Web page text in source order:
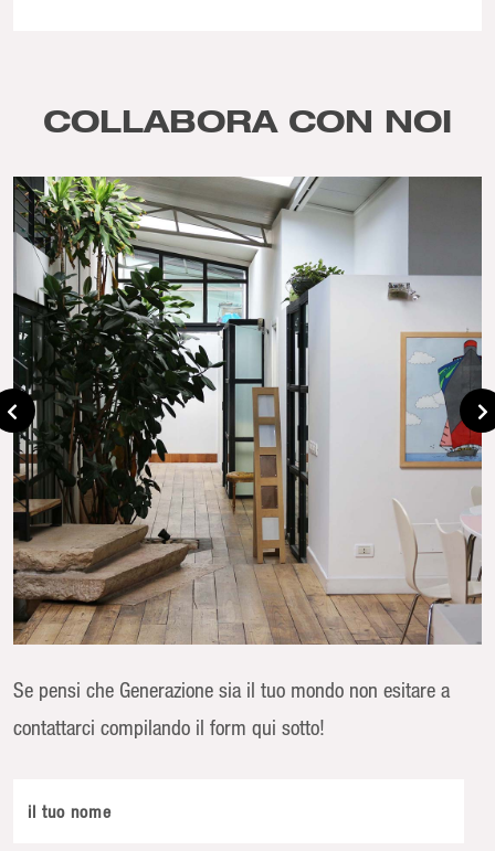
COLLABORA CON NOI
Se pensi che Generazione sia il tuo mondo non esitare a
contattarci compilando il form qui sotto!
il tuo nome